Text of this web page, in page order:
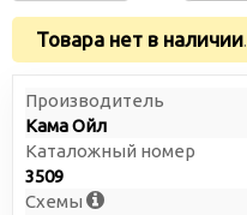
Товара нет в наличии.
Производитель
Кама Ойл
Каталожный номер
3509
Схемы